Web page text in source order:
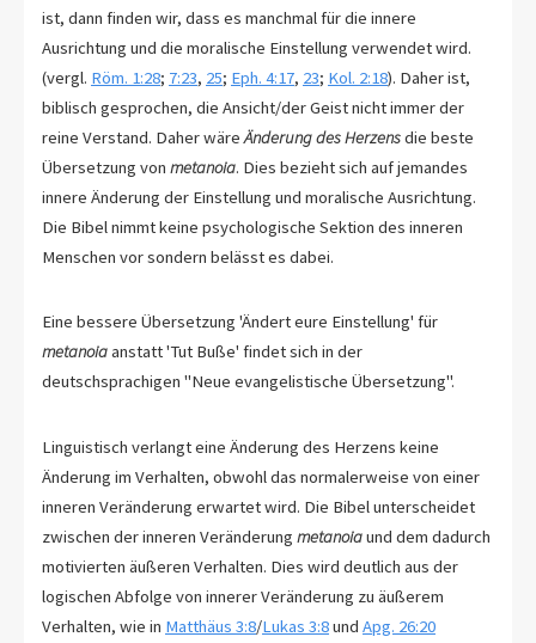
ist, dann finden wir, dass es manchmal für die innere
Ausrichtung und die moralische Einstellung verwendet wird.
(vergl. Röm. 1:28; 7:23, 25; Eph. 4:17, 23; Kol. 2:18). Daher ist,
biblisch gesprochen, die Ansicht/der Geist nicht immer der
reine Verstand. Daher wäreÄnderung des Herzensdie beste
Übersetzung von metanoia. Dies bezieht sich auf jemandes
innere Änderung der Einstellung und moralische Ausrichtung.
Die Bibel nimmt keine psychologische Sektion des inneren
Menschen vor sondern belässt es dabei.
Eine bessere Übersetzung 'Ändert eure Einstellung' für
metanoiaanstatt 'Tut Buße' findet sich in der
deutschsprachigen "Neue evangelistische Übersetzung".
Linguistisch verlangt eine Änderung des Herzens keine
Änderung im Verhalten, obwohl das normalerweise von einer
inneren Veränderung erwartet wird. Die Bibel unterscheidet
zwischen der inneren Veränderung metanoiaund dem dadurch
motivierten äußeren Verhalten. Dies wird deutlich aus der
logischen Abfolge von innerer Veränderung zu äußerem
Verhalten, wie in Matthäus 3:8/Lukas 3:8und Apg. 26:20